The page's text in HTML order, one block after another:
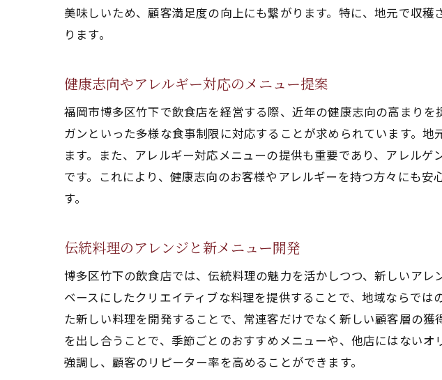
美味しいため、顧客満足度の向上にも繋がります。特に、地元で収
ります。
健康志向やアレルギー対応のメニュー提案
福岡市博多区竹下で飲食店を経営する際、近年の健康志向の高まり
ガンといった多様な食事制限に対応することが求められています。
ます。また、アレルギー対応メニューの提供も重要であり、アレル
です。これにより、健康志向のお客様やアレルギーを持つ方々にも
す。
伝統料理のアレンジと新メニュー開発
博多区竹下の飲食店では、伝統料理の魅力を活かしつつ、新しいア
ベースにしたクリエイティブな料理を提供することで、地域ならで
た新しい料理を開発することで、常連客だけでなく新しい顧客層の
を出し合うことで、季節ごとのおすすめメニューや、他店にはない
強調し、顧客のリピーター率を高めることができます。